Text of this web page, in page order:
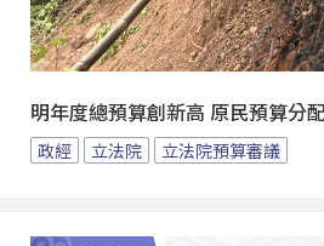
明年度總預算創新高 原民預算分
政經 立法院 立法院預算審議